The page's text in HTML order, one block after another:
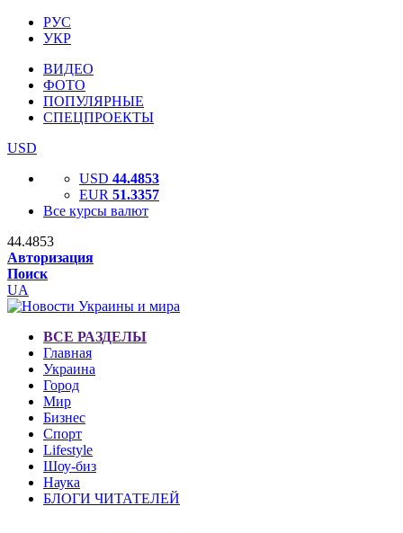
РУС
УКР
ВИДЕО
ФОТО
ПОПУЛЯРНЫЕ
СПЕЦПРОЕКТЫ
USD
USD 44.4853
EUR 51.3357
Все курсы валют
44.4853
Авторизация
Поиск
UA
ВСЕ РАЗДЕЛЫ
Главная
Украина
Город
Мир
Бизнес
Спорт
Lifestyle
Шоу-биз
Наука
БЛОГИ ЧИТАТЕЛЕЙ